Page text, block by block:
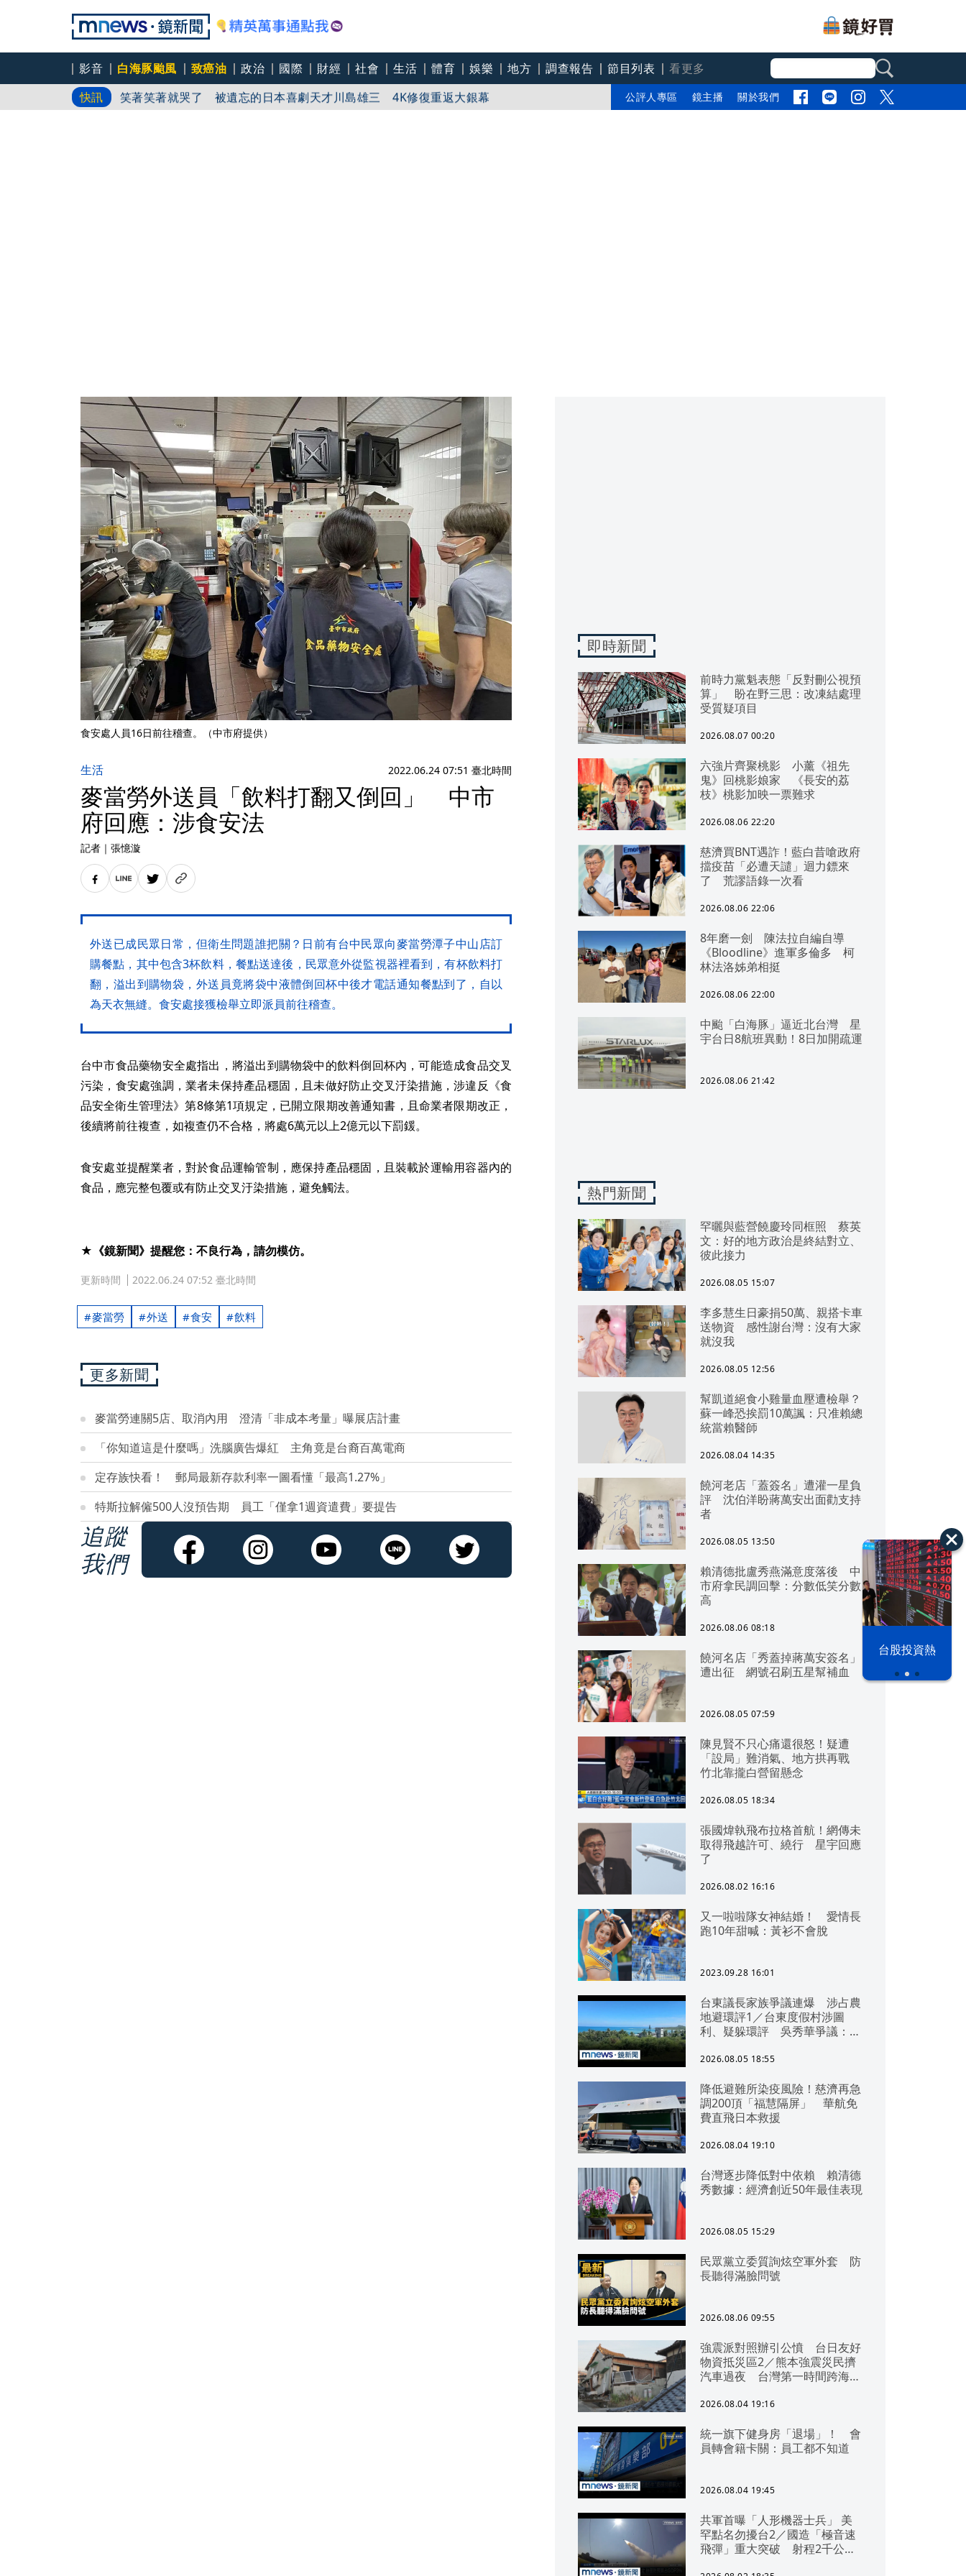
影音 白海豚颱風 致癌油 政治 國際 財經 社會 生活 體育 娛樂 地方 調查報告 節目列表
看更多
快訊
中颱「白海豚」逼近北台灣 星宇台日8航班異動！8日加開疏運
笑著笑著就哭了 被遺忘的日本喜劇天才川島雄三 4K修復重返大銀幕
公評人專區 鏡主播 關於我們
之下
台股投資熱
食安處人員16日前往稽查。（中市府提供）
生活 2022.06.24 07:51 臺北時間
麥當勞外送員「飲料打翻又倒回」 中市
府回應：涉食安法
記者 ｜ 張憶漩
外送已成民眾日常，但衛生問題誰把關？日前有台中民眾向麥當勞潭子中山店訂
購餐點，其中包含3杯飲料，餐點送達後，民眾意外從監視器裡看到，有杯飲料打
翻，溢出到購物袋，外送員竟將袋中液體倒回杯中後才電話通知餐點到了，自以
為天衣無縫。食安處接獲檢舉立即派員前往稽查。
台中市食品藥物安全處指出，將溢出到購物袋中的飲料倒回杯內，可能造成食品交叉
污染，食安處強調，業者未保持產品穩固，且未做好防止交叉汙染措施，涉違反《食
品安全衛生管理法》第8條第1項規定，已開立限期改善通知書，且命業者限期改正，
後續將前往複查，如複查仍不合格，將處6萬元以上2億元以下罰鍰。
食安處並提醒業者，對於食品運輸管制，應保持產品穩固，且裝載於運輸用容器內的
食品，應完整包覆或有防止交叉汙染措施，避免觸法。
★《鏡新聞》提醒您：不良行為，請勿模仿。
更新時間 2022.06.24 07:52 臺北時間
麥當勞 外送 食安 飲料
更多新聞
麥當勞連關5店、取消內用 澄清「非成本考量」曝展店計畫
「你知道這是什麼嗎」洗腦廣告爆紅 主角竟是台裔百萬電商
定存族快看！ 郵局最新存款利率一圖看懂「最高1.27%」
特斯拉解僱500人沒預告期 員工「僅拿1週資遣費」要提告
追蹤
我們
即時新聞
前時力黨魁表態「反對刪公視預
算」 盼在野三思：改凍結處理
受質疑項目
2026.08.07 00:20
六強片齊聚桃影 小薰《祖先
鬼》回桃影娘家 《長安的荔
枝》桃影加映一票難求
2026.08.06 22:20
慈濟買BNT遇詐！藍白昔嗆政府
擋疫苗「必遭天譴」迴力鏢來
了 荒謬語錄一次看
2026.08.06 22:06
8年磨一劍 陳法拉自編自導
《Bloodline》進軍多倫多 柯
林法洛姊弟相挺
2026.08.06 22:00
中颱「白海豚」逼近北台灣 星
宇台日8航班異動！8日加開疏運
2026.08.06 21:42
熱門新聞
罕曬與藍營饒慶玲同框照 蔡英
文：好的地方政治是終結對立、
彼此接力
2026.08.05 15:07
李多慧生日豪捐50萬、親搭卡車
送物資 感性謝台灣：沒有大家
就沒我
2026.08.05 12:56
幫凱道絕食小雞量血壓遭檢舉？
蘇一峰恐挨罰10萬諷：只准賴總
統當賴醫師
2026.08.04 14:35
饒河老店「蓋簽名」遭灌一星負
評 沈伯洋盼蔣萬安出面勸支持
者
2026.08.05 13:50
賴清德批盧秀燕滿意度落後 中
市府拿民調回擊：分數低笑分數
高
2026.08.06 08:18
饒河名店「秀蓋掉蔣萬安簽名」
遭出征 網號召刷五星幫補血
2026.08.05 07:59
陳見賢不只心痛還很怒！疑遭
「設局」難消氣、地方拱再戰
竹北靠攏白營留懸念
2026.08.05 18:34
張國煒執飛布拉格首航！網傳未
取得飛越許可、繞行 星宇回應
了
2026.08.02 16:16
又一啦啦隊女神結婚！ 愛情長
跑10年甜喊：黃衫不會脫
2023.09.28 16:01
台東議長家族爭議連爆 涉占農
地避環評1／台東度假村涉圖
利、疑躲環評 吳秀華爭議：概
2026.08.05 18:55
降低避難所染疫風險！慈濟再急
調200頂「福慧隔屏」 華航免
費直飛日本救援
2026.08.04 19:10
台灣逐步降低對中依賴 賴清德
秀數據：經濟創近50年最佳表現
2026.08.05 15:29
民眾黨立委質詢炫空軍外套 防
長聽得滿臉問號
2026.08.06 09:55
強震派對照辦引公憤 台日友好
物資抵災區2／熊本強震災民擠
汽車過夜 台灣第一時間跨海急
2026.08.04 19:16
統一旗下健身房「退場」！ 會
員轉會籍卡關：員工都不知道
2026.08.04 19:45
共軍首曝「人形機器士兵」 美
罕點名勿擾台2／國造「極音速
飛彈」重大突破 射程2千公里